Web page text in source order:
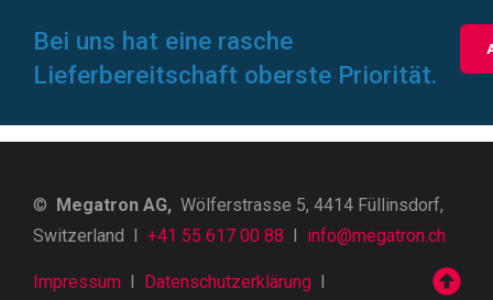
Bei uns hat eine rasche
Lieferbereitschaft oberste Priorität.
© Megatron AG, Wölferstrasse 5, 4414 Füllinsdorf,
Switzerland I +41 55 617 00 88 I info@megatron.ch
Impressum I Datenschutzerklärung I